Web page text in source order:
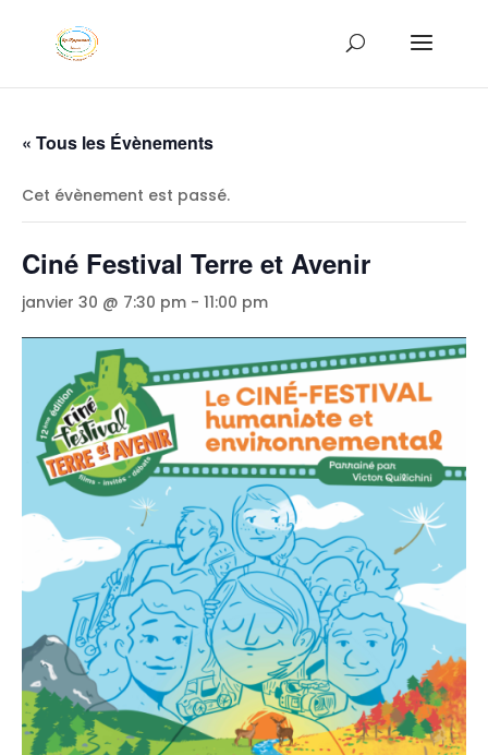
« Tous les Évènements
Cet évènement est passé.
Ciné Festival Terre et Avenir
janvier 30 @ 7:30 pm - 11:00 pm